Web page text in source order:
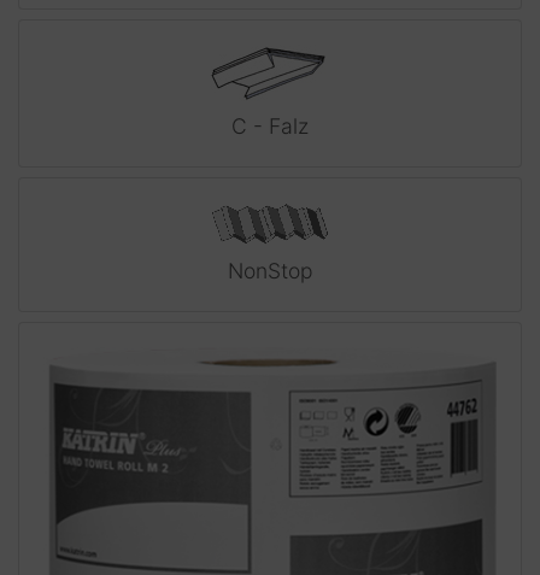
C - Falz
NonStop